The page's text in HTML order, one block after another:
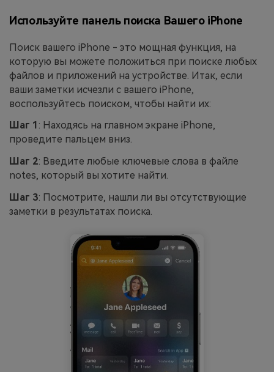
Используйте панель поиска Вашего iPhone
Поиск вашего iPhone - это мощная функция, на
которую вы можете положиться при поиске любых
файлов и приложений на устройстве. Итак, если
ваши заметки исчезли с вашего iPhone,
воспользуйтесь поиском, чтобы найти их:
Шаг 1 : Находясь на главном экране iPhone,
проведите пальцем вниз.
Шаг 2: Введите любые ключевые слова в файле
notes, который вы хотите найти.
Шаг 3: Посмотрите, нашли ли вы отсутствующие
заметки в результатах поиска.